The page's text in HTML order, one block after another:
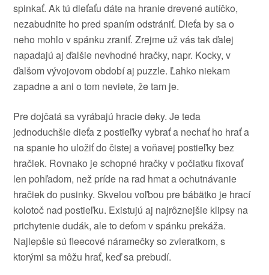
spinkať.Aktú dieťaťu dáte na hraniedrevenéautíčko,
nezabudnite ho pred spanímodstrániť. Dieťabysao
neho mohlo v spánku zraniť.Zrejme už vástak ďalej
napadajú aj ďalšie nevhodné hračky, napr. Kocky,v
ďalšomvývojovomobdobíaj puzzle. Ľahko niekam
zapadneaani o tom neviete,žetam je.
Pre dojčatásavyrábajú hracie deky.Jeteda
jednoduchšiedieťa z postieľkyvybrať a nechať ho hraťa
naspanie ho uložiťdo čistej avoňavej postieľkybez
hračiek. Rovnako je schopné hračkyv počiatku fixovať
len pohľadom, než príde na rad hmataochutnávanie
hračiekdo pusinky. Skvelou voľbou prebábätko je hrací
kolotoč nad postieľku. Existujú aj najrôznejšie klipsy na
prichyteniedudák,ale to deťomv spánku prekáža.
Najlepšie sú fleecové náramečkyso zvieratkom,s
ktorými sa môžu hrať, keďsa prebudí.